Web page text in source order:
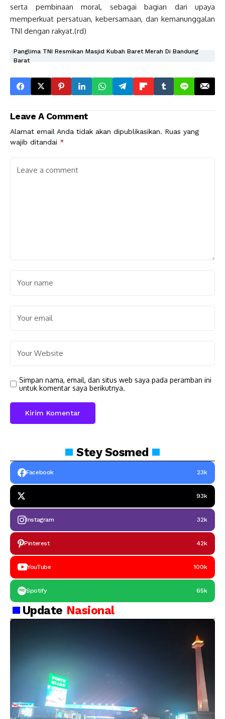
serta pembinaan moral, sebagai bagian dari upaya
memperkuat persatuan, kebersamaan, dan kemanunggalan
TNI dengan rakyat.(rd)
Panglima TNI Resmikan Masjid Kubah Baret Merah Di Bandung
Barat
Leave A Comment
Alamat email Anda tidak akan dipublikasikan. Ruas yang
wajib ditandai *
Simpan nama, email, dan situs web saya pada peramban ini
untuk komentar saya berikutnya.
SteySosmed
Facebook 23k
93k
Instagram 32k
Pinterest 42k
YouTube 100k
Spotify 65k
Update Nasional